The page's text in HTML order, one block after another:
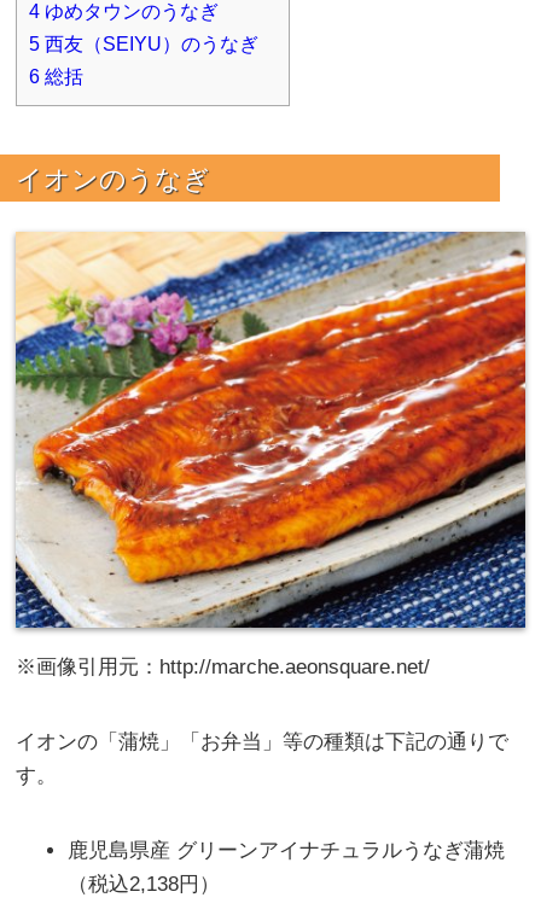
4 ゆめタウンのうなぎ
5 西友（SEIYU）のうなぎ
6 総括
イオンのうなぎ
※画像引用元：http://marche.aeonsquare.net/
イオンの「蒲焼」「お弁当」等の種類は下記の通りで
す。
鹿児島県産 グリーンアイナチュラルうなぎ蒲焼
（税込2,138円）